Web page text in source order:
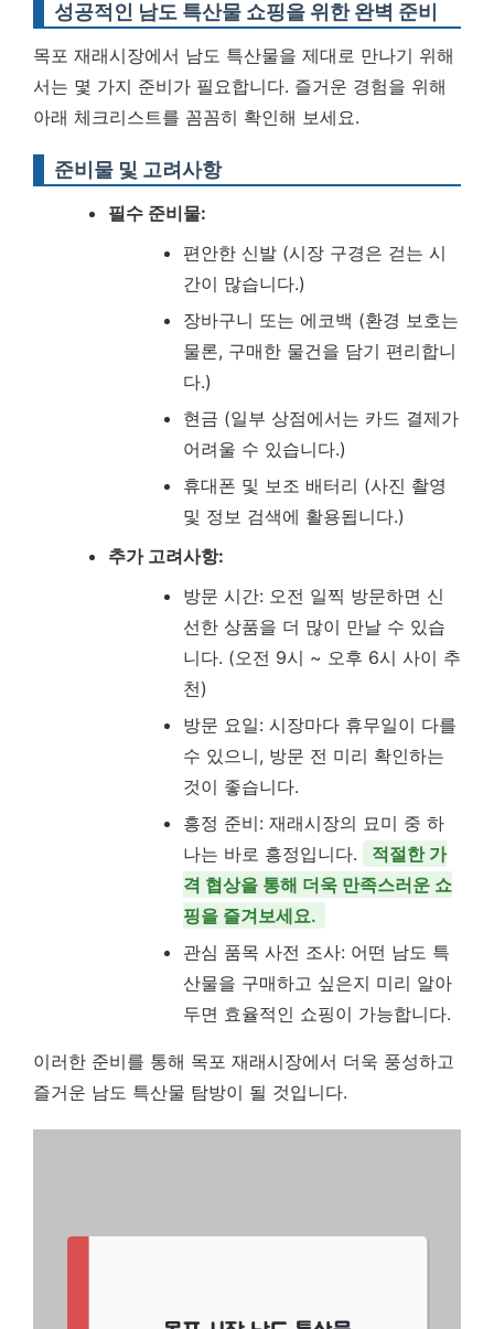
성공적인 남도 특산물 쇼핑을 위한 완벽 준비
목포 재래시장에서 남도 특산물을 제대로 만나기 위해
서는 몇 가지 준비가 필요합니다. 즐거운 경험을 위해
아래 체크리스트를 꼼꼼히 확인해 보세요.
준비물 및 고려사항
필수 준비물:
편안한 신발 (시장 구경은 걷는 시
간이 많습니다.)
장바구니 또는 에코백 (환경 보호는
물론, 구매한 물건을 담기 편리합니
다.)
현금 (일부 상점에서는 카드 결제가
어려울 수 있습니다.)
휴대폰 및 보조 배터리 (사진 촬영
및 정보 검색에 활용됩니다.)
추가 고려사항:
방문 시간: 오전 일찍 방문하면 신
선한 상품을 더 많이 만날 수 있습
니다. (오전 9시 ~ 오후 6시 사이 추
천)
방문 요일: 시장마다 휴무일이 다를
수 있으니, 방문 전 미리 확인하는
것이 좋습니다.
흥정 준비: 재래시장의 묘미 중 하
나는 바로 흥정입니다.
적절한 가
격 협상을 통해 더욱 만족스러운 쇼
핑을 즐겨보세요.
관심 품목 사전 조사: 어떤 남도 특
산물을 구매하고 싶은지 미리 알아
두면 효율적인 쇼핑이 가능합니다.
이러한 준비를 통해 목포 재래시장에서 더욱 풍성하고
즐거운 남도 특산물 탐방이 될 것입니다.